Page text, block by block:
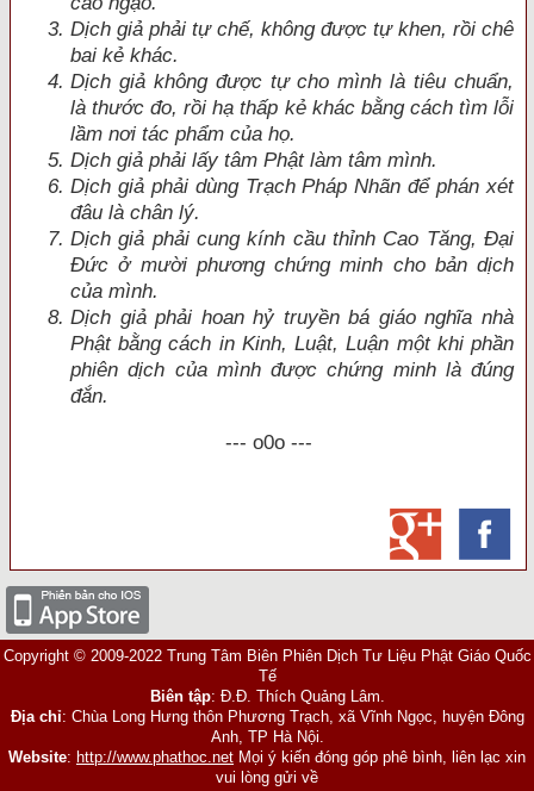
Dịch giả phải tự chế, không được tự khen, rồi chê
bai kẻ khác.
Dịch giả không được tự cho mình là tiêu chuẩn,
là thước đo, rồi hạ thấp kẻ khác bằng cách tìm lỗi
lầm nơi tác phẩm của họ.
Dịch giả phải lấy tâm Phật làm tâm mình.
Dịch giả phải dùng Trạch Pháp Nhãn để phán xét
đâu là chân lý.
Dịch giả phải cung kính cầu thỉnh Cao Tăng, Ðại
Ðức ở mười phương chứng minh cho bản dịch
của mình.
Dịch giả phải hoan hỷ truyền bá giáo nghĩa nhà
Phật bằng cách in Kinh, Luật, Luận một khi phần
phiên dịch của mình được chứng minh là đúng
đắn.
--- o0o ---
Copyright © 2009-2022 Trung Tâm Biên Phiên Dịch Tư Liệu Phật Giáo Quốc
Tế
Biên tập: Đ.Đ. Thích Quảng Lâm.
Địa chỉ: Chùa Long Hưng thôn Phương Trạch, xã Vĩnh Ngọc, huyện Đông
Anh, TP Hà Nội.
Website: http://www.phathoc.net Mọi ý kiến đóng góp phê bình, liên lạc xin
vui lòng gửi về